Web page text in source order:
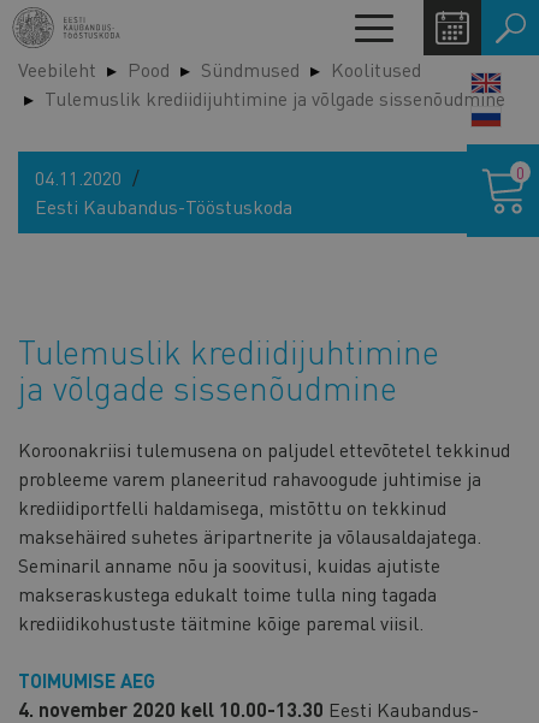
Liigu
edasi
põhisisu
juurde
Toggle
navigation
Veebileht Pood Sündmused
Koolitused
Tulemuslik krediidijuhtimine ja võlgade sissenõudmine
04.11.2020
Eesti Kaubandus-Tööstuskoda
Tulemuslik krediidijuhtimine
ja võlgade sissenõudmine
Koroonakriisi tulemusena on paljudel ettevõtetel tekkinud
probleeme varem planeeritud rahavoogude juhtimise ja
krediidiportfelli haldamisega, mistõttu on tekkinud
maksehäired suhetes äripartnerite ja võlausaldajatega.
Seminaril anname nõu ja soovitusi, kuidas ajutiste
makseraskustega edukalt toime tulla ning tagada
krediidikohustuste täitmine kõige paremal viisil.
TOIMUMISE AEG
4. november 2020 kell 10.00-13.30 Eesti Kaubandus-
0